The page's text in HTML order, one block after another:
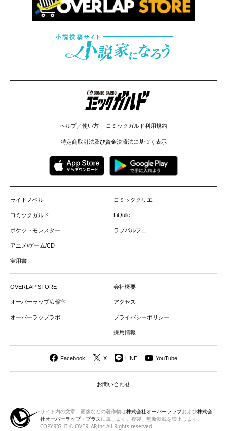
コミックガルド
ヘルプ／使い方 コミックガルド利用規約
特定商取引法及び資金決済法に基づく表示
ライトノベル
コミックガルド
ポケットモンスター
アニメ/ゲーム/CD
実用書
コミッククリエ
LiQulle
ラブパルフェ
OVERLAP STORE
オーバーラップ広報室
オーバーラップラボ
会社概要
アクセス
プライバシーポリシー
採用情報
Facebook X LINE YouTube
お問い合わせ
サイト内の文章、画像などの著作物は株式会社オーバーラップおよび株式会
社オーバーラップ・プラスに属します。複製、無断転載を禁止します。
COPYRIGHT © OVERLAP,inc All Rights reserved